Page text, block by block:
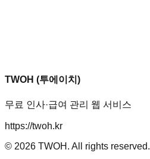
TWOH (투에이치)
무료 인사·급여 관리 웹 서비스
https://twoh.kr
© 2026 TWOH. All rights reserved.